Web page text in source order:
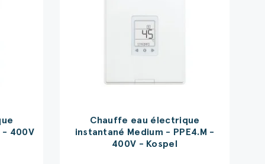
- 400V
Chauffe eau électrique
instantané Medium - PPE4.M -
400V - Kospel